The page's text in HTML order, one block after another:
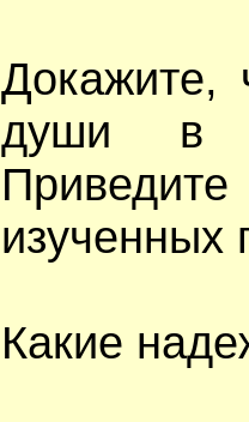
Докажите,
души в
изученных
Какие